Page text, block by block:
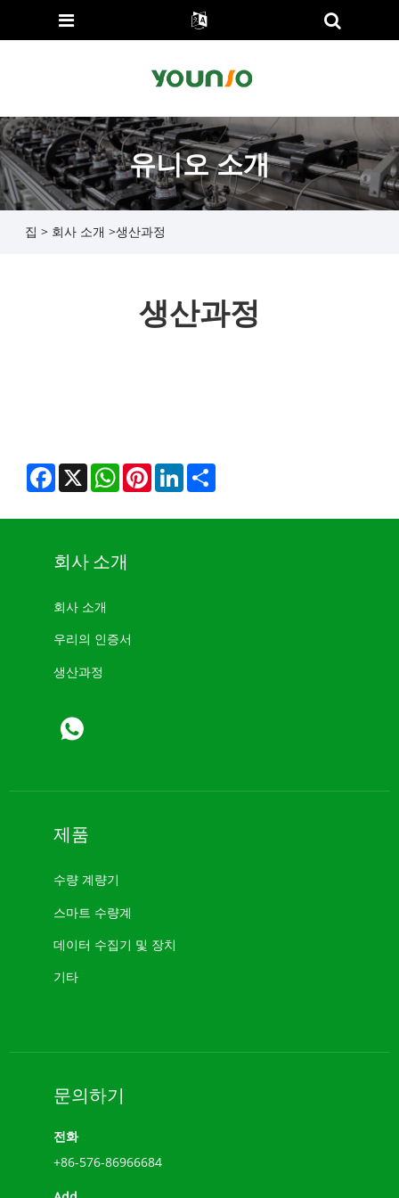
유니오 소개
집 > 회사 소개 >생산과정
생산과정
Facebook
X WhatsAppPinterestLinkedInShare
회사 소개
회사 소개
우리의 인증서
생산과정
제품
수량 계량기
스마트 수량계
데이터 수집기 ​​및 장치
기타
문의하기
전화
+86-576-86966684